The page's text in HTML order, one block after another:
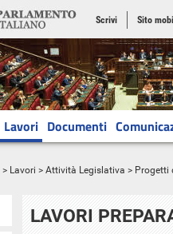
Scrivi Sito
Lavori Documenti
> Lavori > Attività Legislativa > Progetti
LAVORI